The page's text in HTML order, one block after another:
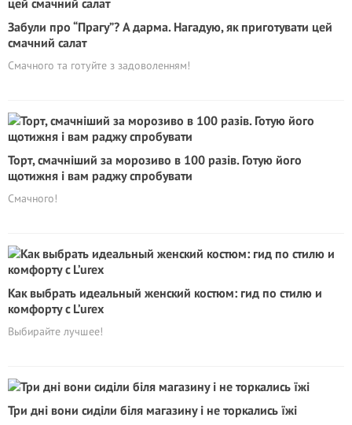
Забули про “Прагу”? А дарма. Нагадую, як приготувати цей
смачний салат
Смачного та готуйте з задоволенням!
Торт, смачніший за морозиво в 100 разів. Готую його
щотижня і вам раджу спробувати
Смачного!
Как выбрать идеальный женский костюм: гид по стилю и
комфорту с L’urex
Выбирайте лучшее!
Три дні вони сиділи біля магазину і не торкались їжі